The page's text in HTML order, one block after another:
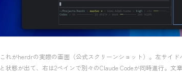
これがherdrの実際の画面（公式スクリーンショット）。左サイド
と状態が出て、右は2ペインで別々のClaude Codeが同時進行。文